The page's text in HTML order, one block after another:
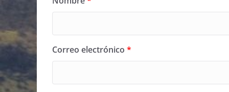
Correo electrónico *